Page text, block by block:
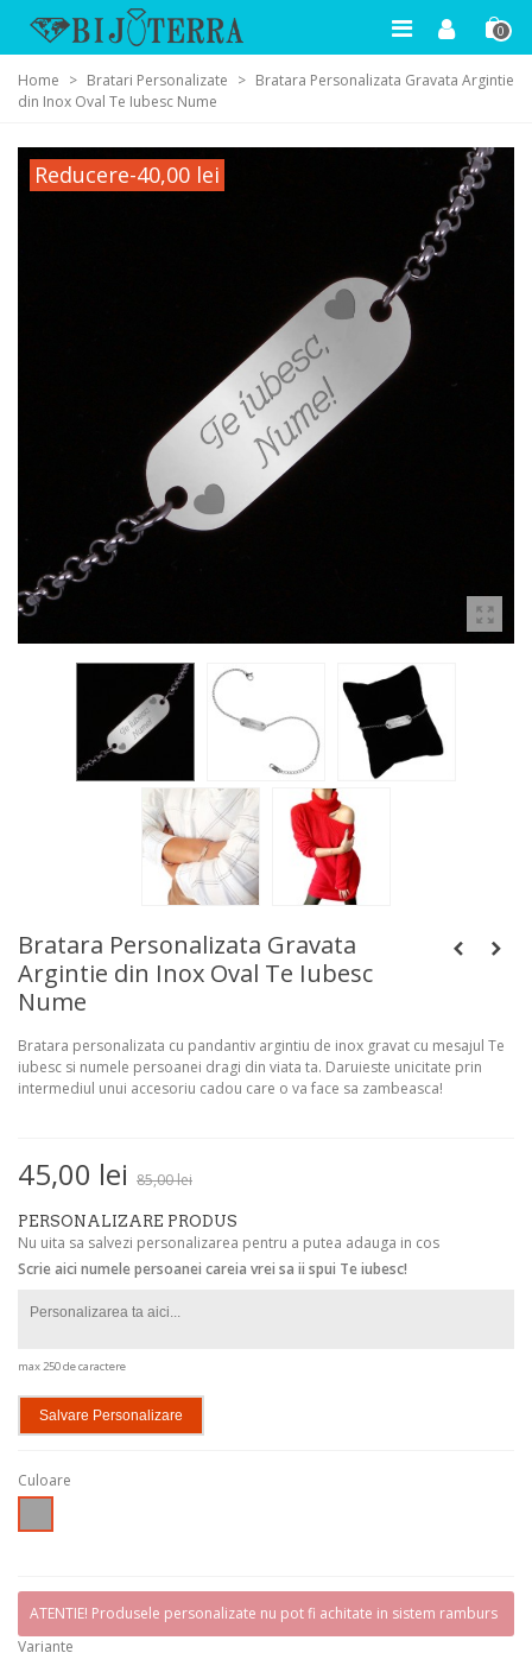
0
Home > Bratari Personalizate > Bratara Personalizata Gravata Argintie
din Inox Oval Te Iubesc Nume
Reducere-40,00 lei
Bratara Personalizata Gravata
Argintie din Inox Oval Te Iubesc
Nume
Bratara personalizata cu pandantiv argintiu de inox gravat cu mesajul Te
iubesc si numele persoanei dragi din viata ta. Daruieste unicitate prin
intermediul unui accesoriu cadou care o va face sa zambeasca!
45,00 lei 85,00 lei
PERSONALIZARE PRODUS
Nu uita sa salvezi personalizarea pentru a putea adauga in cos
Scrie aici numele persoanei careia vrei sa ii spui Te iubesc!
max 250 de caractere
Salvare Personalizare
Culoare
ATENTIE! Produsele personalizate nu pot fi achitate in sistem ramburs
Variante